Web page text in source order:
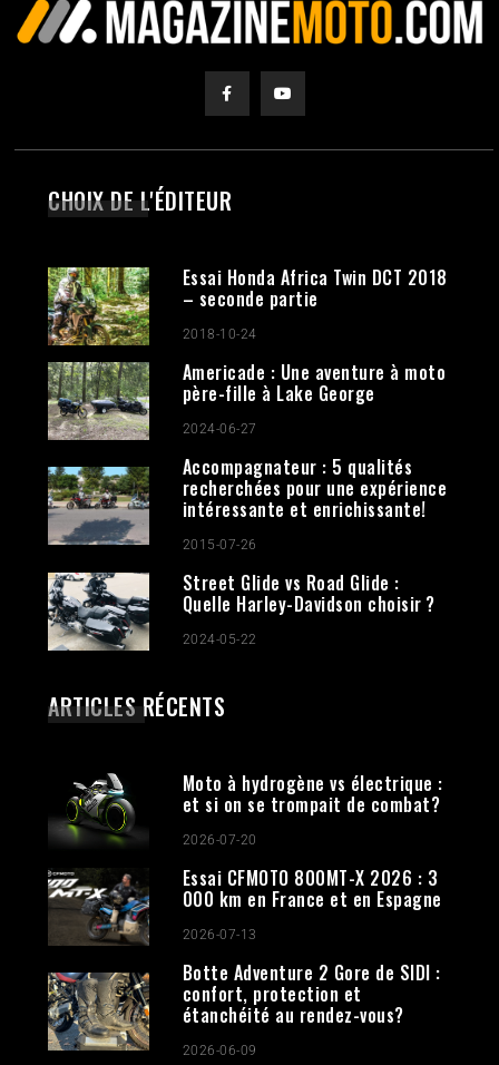
CHOIX DE L'ÉDITEUR
Essai Honda Africa Twin DCT 2018
– seconde partie
2018-10-24
Americade : Une aventure à moto
père-fille à Lake George
2024-06-27
Accompagnateur : 5 qualités
recherchées pour une expérience
intéressante et enrichissante!
2015-07-26
Street Glide vs Road Glide :
Quelle Harley-Davidson choisir ?
2024-05-22
ARTICLES RÉCENTS
Moto à hydrogène vs électrique :
et si on se trompait de combat?
2026-07-20
Essai CFMOTO 800MT-X 2026 : 3
000 km en France et en Espagne
2026-07-13
Botte Adventure 2 Gore de SIDI :
confort, protection et
étanchéité au rendez-vous?
2026-06-09